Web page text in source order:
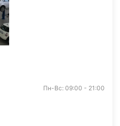
Пн-Вс: 09:00 - 21:00